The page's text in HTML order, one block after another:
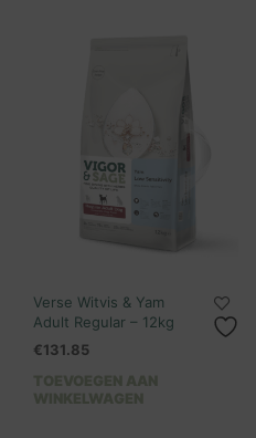
Verse Witvis & Yam
Adult Regular – 12kg
€131.85
TOEVOEGEN AAN
WINKELWAGEN